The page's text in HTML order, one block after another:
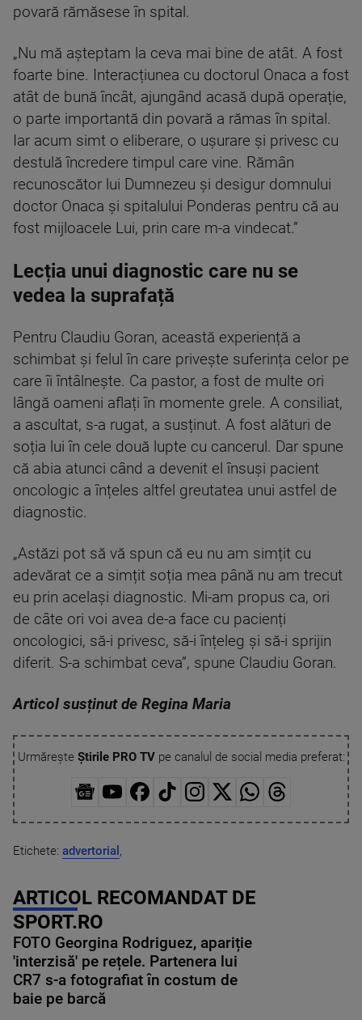
povară rămăsese în spital.
„Nu mă așteptam la ceva mai bine de atât. A fost
foarte bine. Interacțiunea cu doctorul Onaca a fost
atât de bună încât, ajungând acasă după operație,
o parte importantă din povară a rămas în spital.
Iar acum simt o eliberare, o ușurare și privesc cu
destulă încredere timpul care vine. Rămân
recunoscător lui Dumnezeu și desigur domnului
doctor Onaca și spitalului Ponderas pentru că au
fost mijloacele Lui, prin care m-a vindecat.”
Lecția unui diagnostic care nu se
vedea la suprafață
Pentru Claudiu Goran, această experiență a
schimbat și felul în care privește suferința celor pe
care îi întâlnește. Ca pastor, a fost de multe ori
lângă oameni aflați în momente grele. A consiliat,
a ascultat, s-a rugat, a susținut. A fost alături de
soția lui în cele două lupte cu cancerul. Dar spune
că abia atunci când a devenit el însuși pacient
oncologic a înțeles altfel greutatea unui astfel de
diagnostic.
„Astăzi pot să vă spun că eu nu am simțit cu
adevărat ce a simțit soția mea până nu am trecut
eu prin același diagnostic. Mi-am propus ca, ori
de câte ori voi avea de-a face cu pacienți
oncologici, să-i privesc, să-i înțeleg și să-i sprijin
diferit. S-a schimbat ceva”, spune Claudiu Goran.
Articol susținut de Regina Maria
Urmărește Știrile PRO TVpe canalul de social media preferat:
Etichete: advertorial ,
ARTICOL RECOMANDAT DE
SPORT.RO
FOTO Georgina Rodriguez, apariție
'interzisă' pe rețele. Partenera lui
CR7 s-a fotografiat în costum de
baie pe barcă